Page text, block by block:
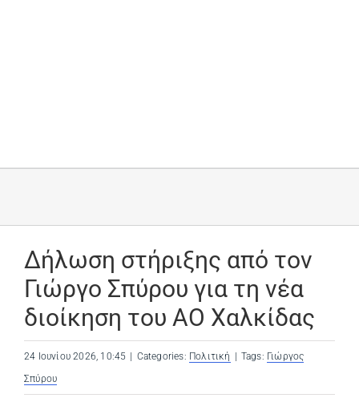
Δήλωση στήριξης από τον
Γιώργο Σπύρου για τη νέα
διοίκηση του ΑΟ Χαλκίδας
24 Ιουνίου 2026, 10:45 Categories: Πολιτική Tags: Γιώργος
Σπύρου